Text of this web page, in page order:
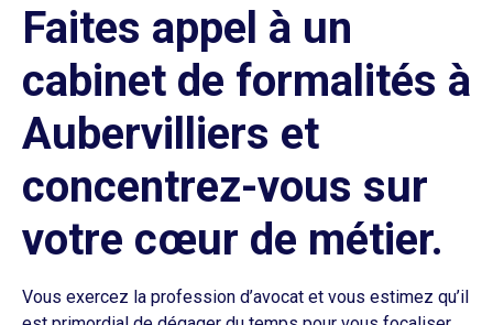
Faites appel à un
cabinet de formalités à
Aubervilliers et
concentrez-vous sur
votre cœur de métier.
Vous exercez la profession d’avocat et vous estimez qu’il